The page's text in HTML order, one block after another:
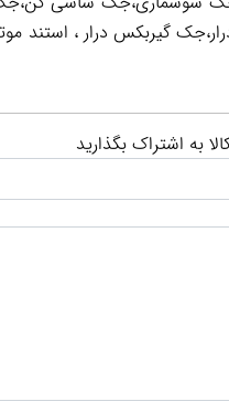
گیربکس درار ، استند
به اشتراک بگذارید